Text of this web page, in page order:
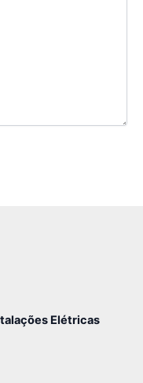
Elétricas